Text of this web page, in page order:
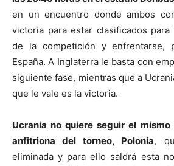
en un encuentro donde ambos
victoria para estar clasificados
de la competición y enfrentarse,
España. A Inglaterra le basta con
siguiente fase, mientras que a
que le vale es la victoria.
Ucrania no quiere seguir el
anfitriona del torneo, Polonia,
eliminada y para ello saldrá esta